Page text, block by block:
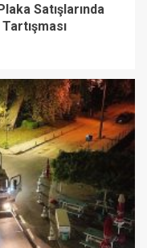
Satışlarında